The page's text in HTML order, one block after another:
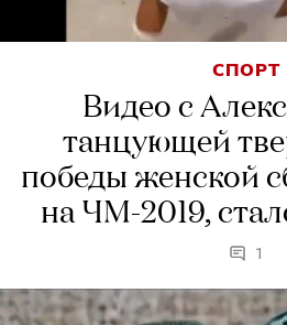
СПОРТ
Видео с
танцующей
победы женской
на ЧМ-2019,
1